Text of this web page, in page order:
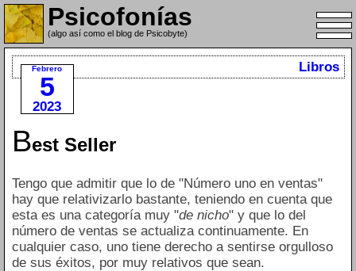
Psicofonías
(algo así como el blog de Psicobyte)
Febrero
5
2023
Libros
Best Seller
Tengo que admitir que lo de "Número uno en ventas"
hay que relativizarlo bastante, teniendo en cuenta que
esta es una categoría muy "de nicho" y que lo del
número de ventas se actualiza continuamente. En
cualquier caso, uno tiene derecho a sentirse orgulloso
de sus éxitos, por muy relativos que sean.